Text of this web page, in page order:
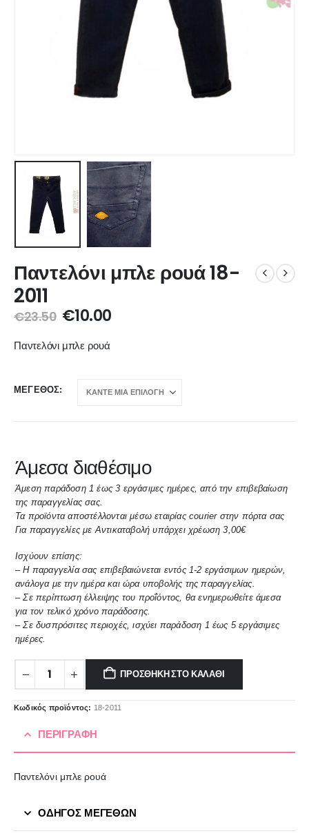
Παντελόνι μπλε ρουά 18-
2011
€23.50 €10.00
Παντελόνι μπλε ρουά
ΜΈΓΕΘΟΣ
Άμεσα διαθέσιμο
Άμεση παράδοση 1 έως 3 εργάσιμες ημέρες, από την επιβεβαίωση
της παραγγελίας σας.
Τα προϊόντα αποστέλλονται μέσω εταιρίας courier στην πόρτα σας
Για παραγγελίες με Αντικαταβολή υπάρχει χρέωση 3,00€
Ισχύουν επίσης:
– Η παραγγελία σας επιβεβαιώνεται εντός 1-2 εργάσιμων ημερών,
ανάλογα με την ημέρα και ώρα υποβολής της παραγγελίας.
– Σε περίπτωση έλλειψης του προΐόντος, θα ενημερωθείτε άμεσα
για τον τελικό χρόνο παράδοσης.
– Σε δυσπρόσιτες περιοχές, ισχύει παράδοση 1 έως 5 εργάσιμες
ημέρες.
ΠΡΟΣΘΉΚΗ ΣΤΟ ΚΑΛΆΘΙ
Κωδικός προϊόντος: 18-2011
ΠΕΡΙΓΡΑΦΉ
Παντελόνι μπλε ρουά
ΟΔΗΓΟΣ ΜΕΓΕΘΩΝ